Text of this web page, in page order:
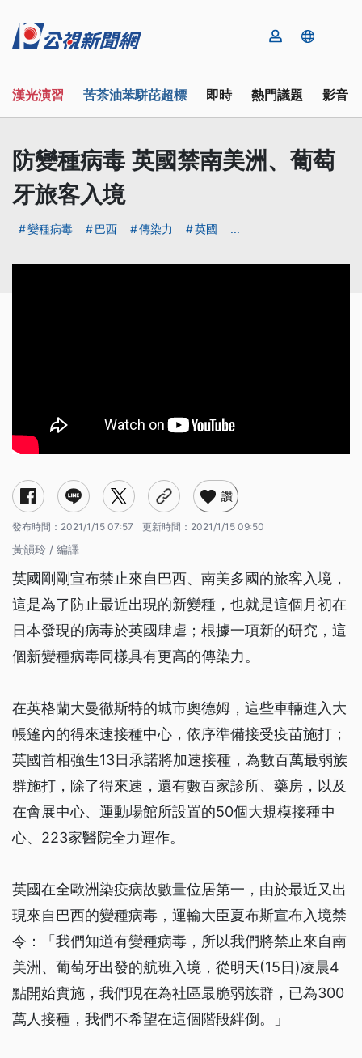
漢光演習 苦茶油苯駢芘超標 即時 熱門議題 影音
防變種病毒 英國禁南美洲、葡萄
牙旅客入境
變種病毒 巴西 傳染力 英國 ...
讚
發布時間： 2021/1/15 07:57 更新時間： 2021/1/15 09:50
黃韻玲 / 編譯
英國剛剛宣布禁止來自巴西、南美多國的旅客入境，
這是為了防止最近出現的新變種，也就是這個月初在
日本發現的病毒於英國肆虐；根據一項新的研究，這
個新變種病毒同樣具有更高的傳染力。
在英格蘭大曼徹斯特的城市奧德姆，這些車輛進入大
帳篷內的得來速接種中心，依序準備接受疫苗施打；
英國首相強生13日承諾將加速接種，為數百萬最弱族
群施打，除了得來速，還有數百家診所、藥房，以及
在會展中心、運動場館所設置的50個大規模接種中
心、223家醫院全力運作。
英國在全歐洲染疫病故數量位居第一，由於最近又出
現來自巴西的變種病毒，運輸大臣夏布斯宣布入境禁
令：「我們知道有變種病毒，所以我們將禁止來自南
美洲、葡萄牙出發的航班入境，從明天(15日)凌晨4
點開始實施，我們現在為社區最脆弱族群，已為300
萬人接種，我們不希望在這個階段絆倒。」